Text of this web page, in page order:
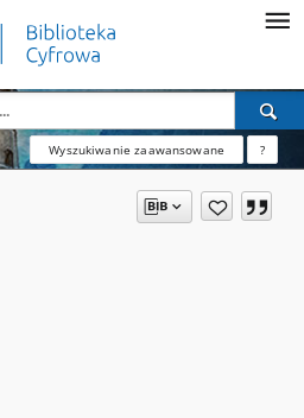
Wyszukiwanie zaawansowane ?